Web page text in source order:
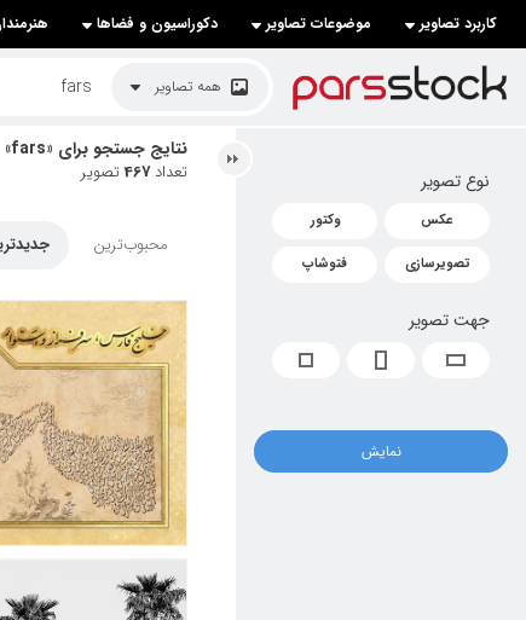
کاربرد تصاویر موضوعات تصاویر دکوراسیون و فضاها
همه تصاویر
نتایج جستجو برای «fars»
تعداد467تصویر
محبوب‌ترین
نوع تصویر
عکس وکتور
تصویرسازی فتوشاپ
جهت تصویر
نمایش
لیست قیمت ها
موضوعات تصاویر
دکوراسیون و فضاها
هنرمندان ایرانی
کسب درآمد از فروش تصاویر
021 28428845
تماس با ما
بلاگ پارس استاک